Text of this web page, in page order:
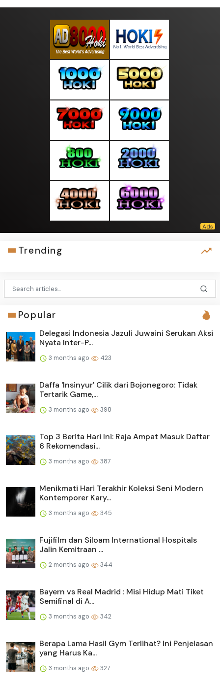
Trending
Popular
Delegasi Indonesia Jazuli Juwaini Serukan Aksi
Nyata Inter-P...
3 months ago 423
Daffa 'Insinyur' Cilik dari Bojonegoro: Tidak
Tertarik Game,...
3 months ago 398
Top 3 Berita Hari Ini: Raja Ampat Masuk Daftar
6 Rekomendasi...
3 months ago 387
Menikmati Hari Terakhir Koleksi Seni Modern
Kontemporer Kary...
3 months ago 345
Fujifilm dan Siloam International Hospitals
Jalin Kemitraan ...
2 months ago 344
Bayern vs Real Madrid : Misi Hidup Mati Tiket
Semifinal di A...
3 months ago 342
Berapa Lama Hasil Gym Terlihat? Ini Penjelasan
yang Harus Ka...
3 months ago 327